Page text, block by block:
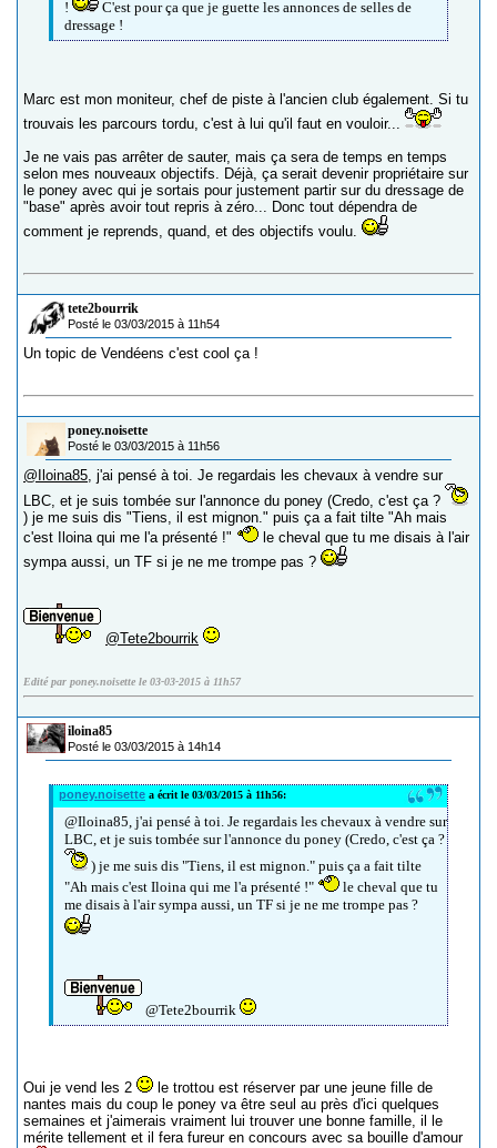
!
C'est pour ça que je guette les annonces de selles de
dressage !
Marc est mon moniteur, chef de piste à l'ancien club également. Si tu
trouvais les parcours tordu, c'est à lui qu'il faut en vouloir...
Je ne vais pas arrêter de sauter, mais ça sera de temps en temps
selon mes nouveaux objectifs. Déjà, ça serait devenir propriétaire sur
le poney avec qui je sortais pour justement partir sur du dressage de
"base" après avoir tout repris à zéro... Donc tout dépendra de
comment je reprends, quand, et des objectifs voulu.
tete2bourrik
Posté le 03/03/2015 à 11h54
Un topic de Vendéens c'est cool ça !
poney.noisette
Posté le 03/03/2015 à 11h56
@Iloina85, j'ai pensé à toi. Je regardais les chevaux à vendre sur
LBC, et je suis tombée sur l'annonce du poney (Credo, c'est ça ?
) je me suis dis "Tiens, il est mignon." puis ça a fait tilte "Ah mais
c'est Iloina qui me l'a présenté !"
le cheval que tu me disais à l'air
sympa aussi, un TF si je ne me trompe pas ?
@Tete2bourrik
Edité par poney.noisette le 03-03-2015 à 11h57
iloina85
Posté le 03/03/2015 à 14h14
poney.noisette a écrit le 03/03/2015 à 11h56:
@Iloina85, j'ai pensé à toi. Je regardais les chevaux à vendre sur
LBC, et je suis tombée sur l'annonce du poney (Credo, c'est ça ?
) je me suis dis "Tiens, il est mignon." puis ça a fait tilte
"Ah mais c'est Iloina qui me l'a présenté !"
le cheval que tu
me disais à l'air sympa aussi, un TF si je ne me trompe pas ?
@Tete2bourrik
Oui je vend les 2
le trottou est réserver par une jeune fille de
nantes mais du coup le poney va être seul au près d'ici quelques
semaines et j'aimerais vraiment lui trouver une bonne famille, il le
mérite tellement et il fera fureur en concours avec sa bouille d'amour